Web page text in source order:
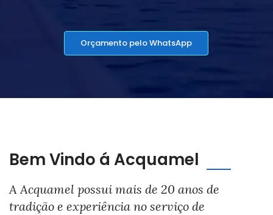
Orçamento pelo WhatsApp
Bem Vindo á Acquamel
A Acquamel possui mais de 20 anos de
tradição e experiência no serviço de